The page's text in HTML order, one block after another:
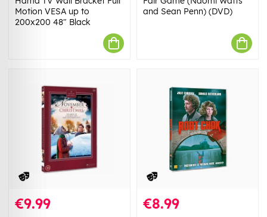
Motion VESA up to
200x200 48" Black
and Sean Penn) (DVD)
€9.99 €8.99